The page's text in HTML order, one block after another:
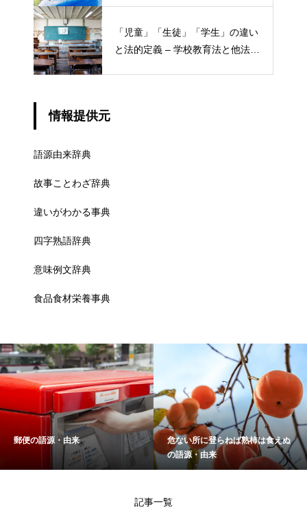
「児童」「生徒」「学生」の違い
と法的定義 – 学校教育法と他法律
情報提供元
語源由来辞典
故事ことわざ辞典
違いがわかる事典
四字熟語辞典
意味例文辞典
食品食材栄養事典
郵便の語源・由来
危ない所に登らねば熟柿は食えぬ
の語源・由来
記事一覧